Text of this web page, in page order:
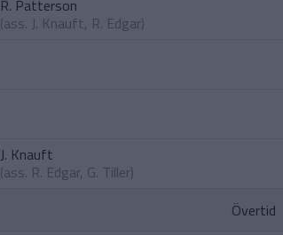
R. Patterson
(ass. J. Knauft, R. Edgar)
J. Knauft
(ass. R. Edgar, G. Tiller)
Övertid